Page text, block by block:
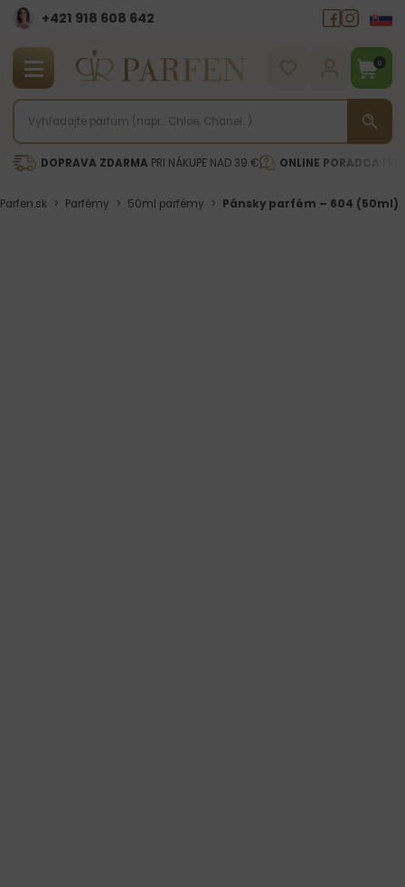
+421 918 608 642‬
0
DOPRAVA ZDARMA PRI NÁKUPE NAD 39 € ONLINE PORADCA
Parfen.sk > Parfémy > 50ml parfémy > Pánsky parfém – 604 (50ml)